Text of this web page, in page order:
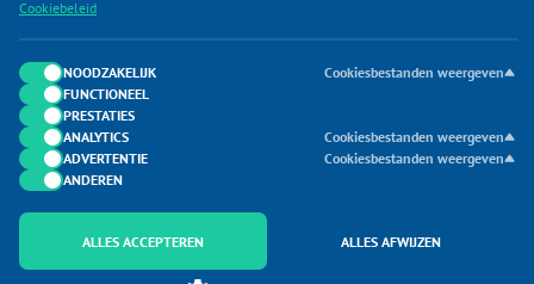
CATEGORIEËN
DUIJVELAAR E-COMMERCE
CONTACTEN
Cookiebeleid
NOODZAKELIJK
Cookiesbestanden weergeven
FUNCTIONEEL
PRESTATIES
ANALYTICS
Cookiesbestanden weergeven
ADVERTENTIE
Cookiesbestanden weergeven
ANDEREN
ALLES ACCEPTEREN ALLES AFWIJZEN